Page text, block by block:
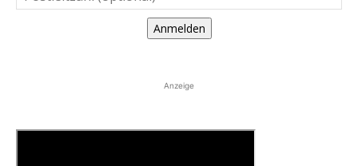
Anmelden
Anzeige